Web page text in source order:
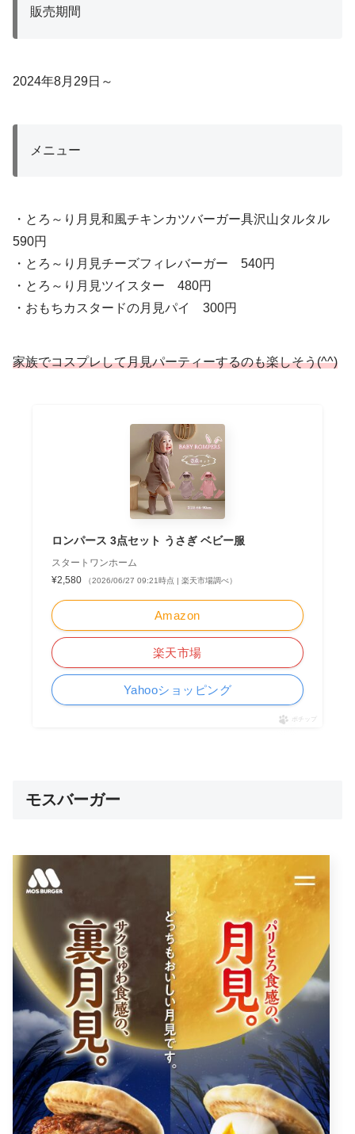
販売期間
2024年8月29日～
メニュー
・とろ～り月見和風チキンカツバーガー具沢山タルタル
590円
・とろ～り月見チーズフィレバーガー 540円
・とろ～り月見ツイスター 480円
・おもちカスタードの月見パイ 300円
家族でコスプレして月見パーティーするのも楽しそう(^^)
ロンパース 3点セット うさぎ ベビー服
スタートワンホーム
¥2,580
（2026/06/27 09:21時点 | 楽天市場調べ）
Amazon
楽天市場
Yahooショッピング
ポチップ
モスバーガー